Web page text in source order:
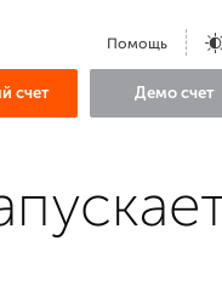
Помощь
счет Демо счет